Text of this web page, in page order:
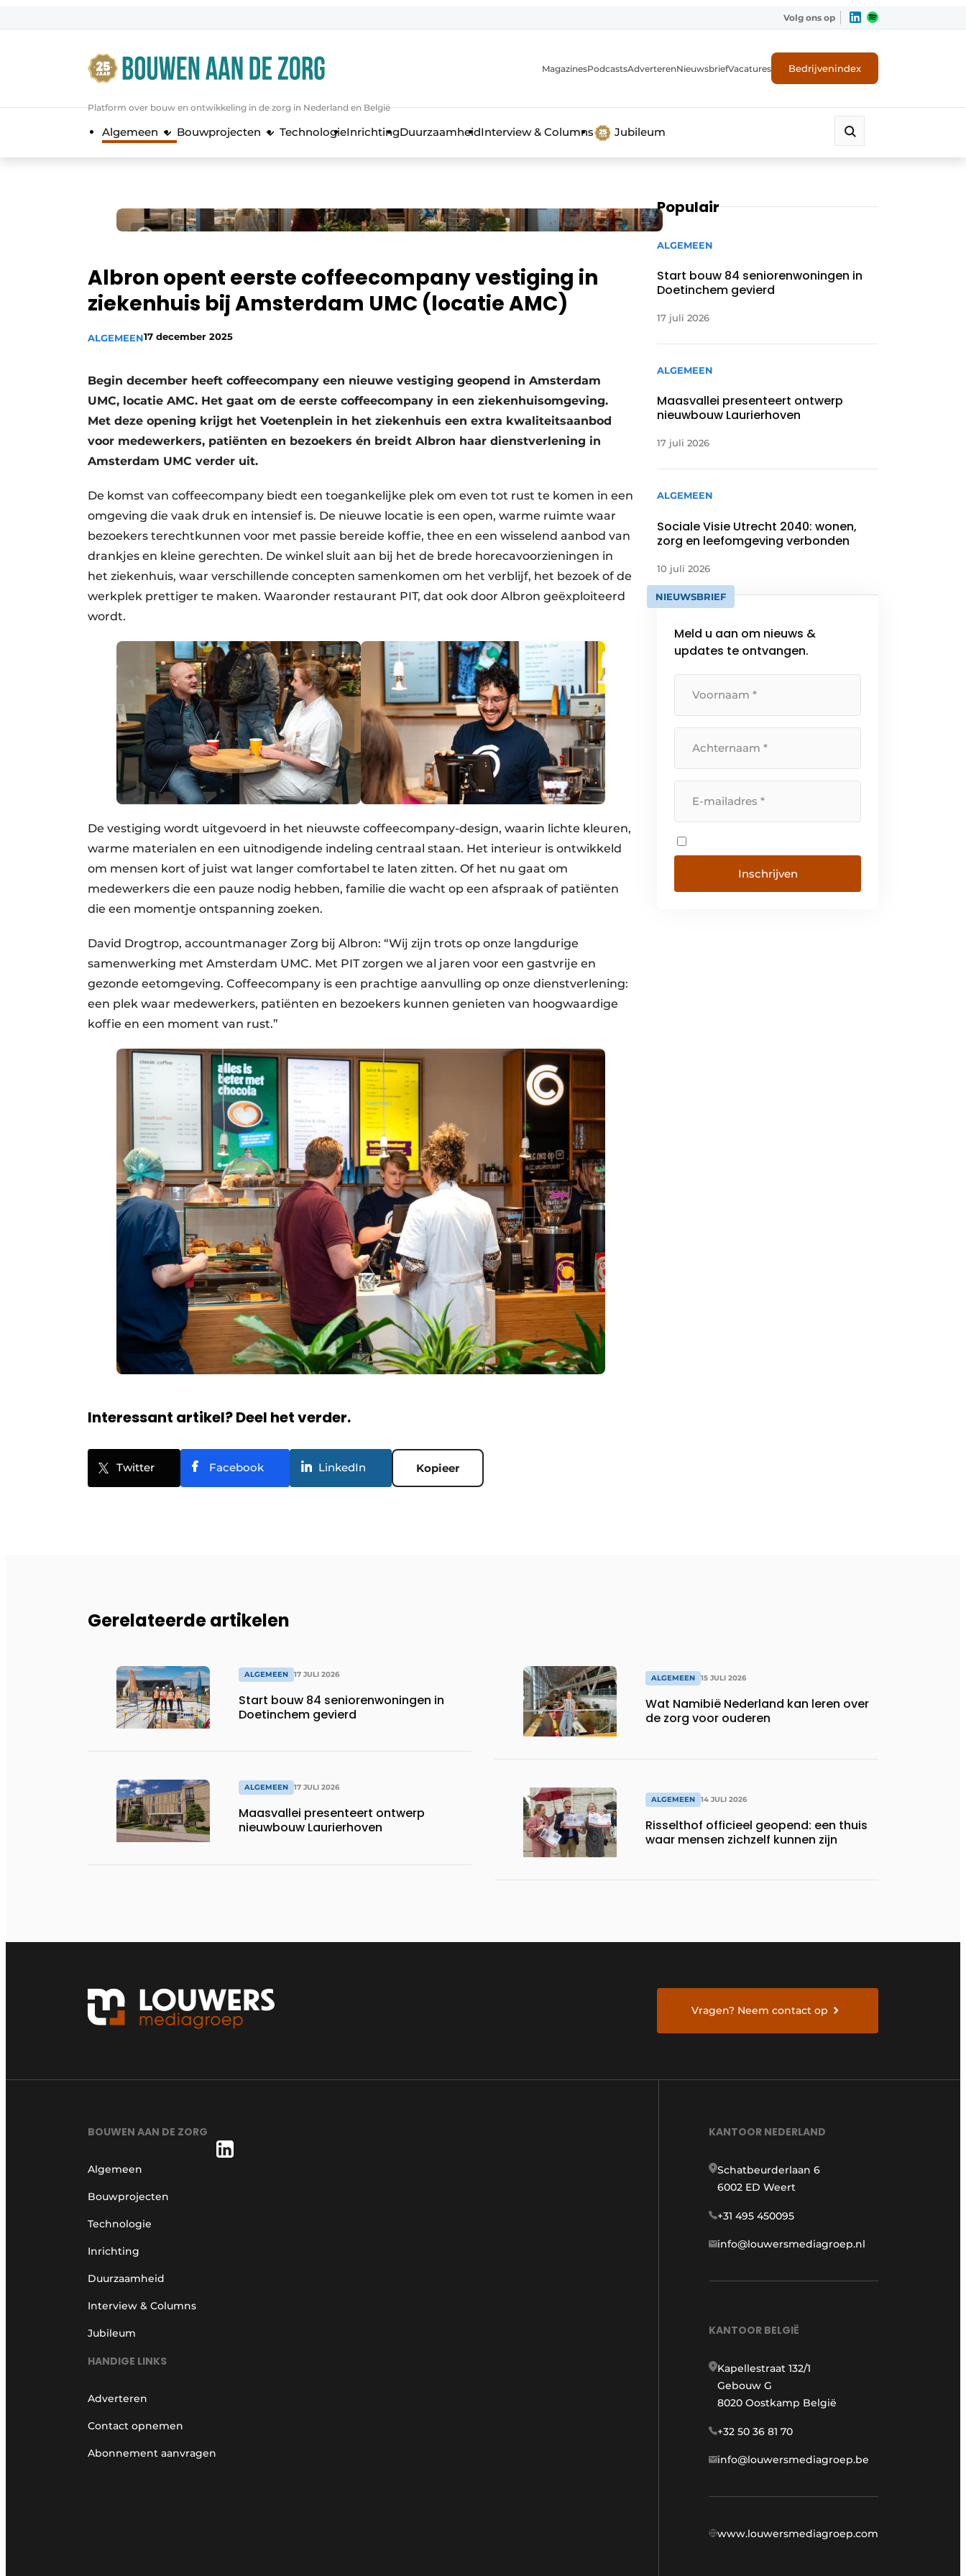
Algemene voorwaarden
Contact
Jaarboek
Nieuwsbrief
Podcasts
Privacy / Cookie statement
Vacatures
Volg ons op
Platform over bouw en ontwikkeling in de zorg in Nederland en België
MagazinesPodcastsAdverterenNieuwsbriefVacatures Bedrijvenindex
Algemeen Bouwprojecten TechnologieInrichtingDuurzaamheidInterview & Columns Jubileum
Albron opent eerste coffeecompany vestiging in
ziekenhuis bij Amsterdam UMC (locatie AMC)
ALGEMEEN17 december 2025
Begin december heeft coffeecompany een nieuwe vestiging geopend in Amsterdam
UMC, locatie AMC. Het gaat om de eerste coffeecompany in een ziekenhuisomgeving.
Met deze opening krijgt het Voetenplein in het ziekenhuis een extra kwaliteitsaanbod
voor medewerkers, patiënten en bezoekers én breidt Albron haar dienstverlening in
Amsterdam UMC verder uit.
De komst van coffeecompany biedt een toegankelijke plek om even tot rust te komen in een
omgeving die vaak druk en intensief is. De nieuwe locatie is een open, warme ruimte waar
bezoekers terechtkunnen voor met passie bereide koffie, thee en een wisselend aanbod van
drankjes en kleine gerechten. De winkel sluit aan bij het de brede horecavoorzieningen in
het ziekenhuis, waar verschillende concepten samenkomen om het verblijf, het bezoek of de
werkplek prettiger te maken. Waaronder restaurant PIT, dat ook door Albron geëxploiteerd
wordt.
De vestiging wordt uitgevoerd in het nieuwste coffeecompany-design, waarin lichte kleuren,
warme materialen en een uitnodigende indeling centraal staan. Het interieur is ontwikkeld
om mensen kort of juist wat langer comfortabel te laten zitten. Of het nu gaat om
medewerkers die een pauze nodig hebben, familie die wacht op een afspraak of patiënten
die een momentje ontspanning zoeken.
David Drogtrop, accountmanager Zorg bij Albron: “Wij zijn trots op onze langdurige
samenwerking met Amsterdam UMC. Met PIT zorgen we al jaren voor een gastvrije en
gezonde eetomgeving. Coffeecompany is een prachtige aanvulling op onze dienstverlening:
een plek waar medewerkers, patiënten en bezoekers kunnen genieten van hoogwaardige
koffie en een moment van rust.”
Interessant artikel? Deel het verder.
Twitter Facebook LinkedIn Kopieer
Populair
ALGEMEEN
Start bouw 84 seniorenwoningen in
Doetinchem gevierd
17 juli 2026
ALGEMEEN
Maasvallei presenteert ontwerp
nieuwbouw Laurierhoven
17 juli 2026
ALGEMEEN
Sociale Visie Utrecht 2040: wonen,
zorg en leefomgeving verbonden
10 juli 2026
NIEUWSBRIEF
Meld u aan om nieuws &
updates te ontvangen.
Gerelateerde artikelen
ALGEMEEN 17 JULI 2026
Start bouw 84 seniorenwoningen in
Doetinchem gevierd
ALGEMEEN 17 JULI 2026
Maasvallei presenteert ontwerp
nieuwbouw Laurierhoven
ALGEMEEN 15 JULI 2026
Wat Namibië Nederland kan leren over
de zorg voor ouderen
ALGEMEEN 14 JULI 2026
Risselthof officieel geopend: een thuis
waar mensen zichzelf kunnen zijn
Vragen? Neem contact op
BOUWEN AAN DE ZORG
Algemeen
Bouwprojecten
Technologie
Inrichting
Duurzaamheid
Interview & Columns
Jubileum
HANDIGE LINKS
Adverteren
Contact opnemen
Abonnement aanvragen
KANTOOR NEDERLAND
Schatbeurderlaan 6
6002 ED Weert
+31 495 450095
info@louwersmediagroep.nl
KANTOOR BELGIË
Kapellestraat 132/1
Gebouw G
8020 Oostkamp België
+32 50 36 81 70
info@louwersmediagroep.be
www.louwersmediagroep.com